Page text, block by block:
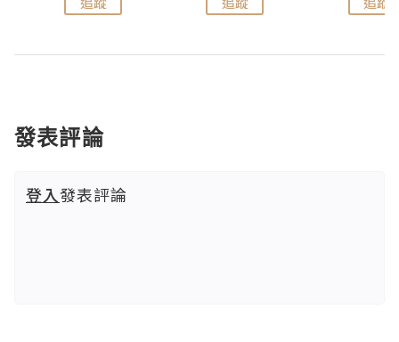
發表評論
登入發表評論